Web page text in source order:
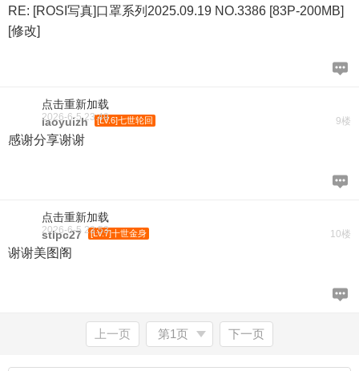
RE: [ROSI写真]口罩系列2025.09.19 NO.3386 [83P-200MB]
[修改]
点击重新加载
9楼
laoyuizh [LV.6]七世轮回
2026-6-5 23:49
感谢分享谢谢
点击重新加载
10楼
stlpc27 [LV.7]十世金身
2026-6-5 23:53
谢谢美图阁
上一页 第1页 下一页